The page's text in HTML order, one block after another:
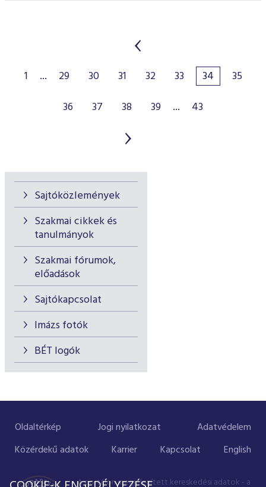
Sajtóközlemények
Szakmai cikkek és
tanulmányok
Szakmai fórumok,
előadások
Sajtókapcsolat
Imázs fotók
BÉT logók
1 ... 29 30 31 32 33 34
35
36
37 38 39 ... 43
Oldaltérkép Jogi nyilatkozat
Adatvédelem
Közérdekű adatok
Karrier Kapcsolat English
A portálon megjelenített kereskedési adatok - a